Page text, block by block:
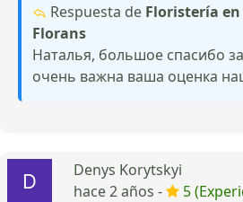
Respuesta de Floristería
Florans
Наталья, большое спасибо
очень важна ваша оценка
Denys Korytskyi
hace 2 años -
5